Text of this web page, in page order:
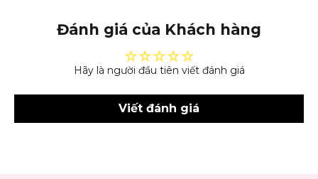
Đánh giá của Khách hàng
Hãy là người đầu tiên viết đánh giá
Viết đánh giá